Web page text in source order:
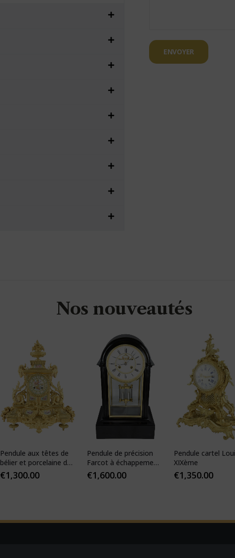
ENVOYER
Nos nouveautés
Pendule aux têtes de
bélier et porcelaine de
Paris
€1,300.00
Pendule de précision
Farcot à échappement
Brocot visible
€1,600.00
Pendule cartel
XIXème
€1,350.00